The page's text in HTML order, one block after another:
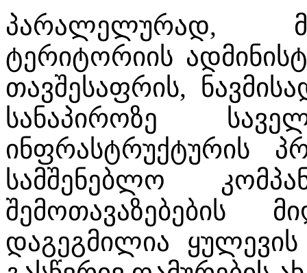
პარალელურად,
ტერიტორიის
თავშესაფრის,
სანაპიროზე
ინფრასტრუქტურის
სამშენებლო
დაგეგმილია